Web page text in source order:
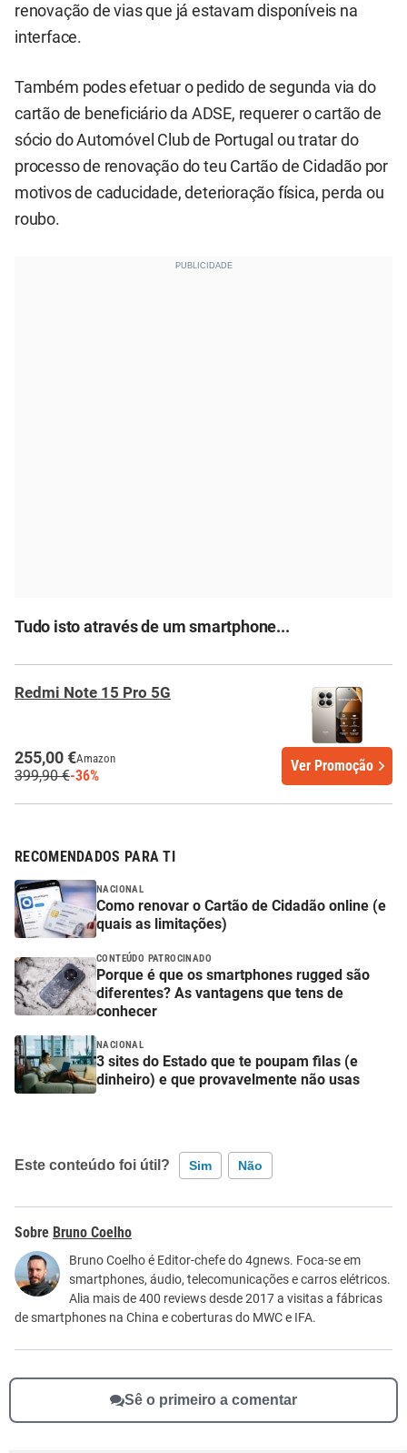
renovação de vias que já estavam disponíveis na
interface.
Também podes efetuar o pedido de segunda via do
cartão de beneficiário da ADSE, requerer o cartão de
sócio do Automóvel Club de Portugal ou tratar do
processo de renovação do teu Cartão de Cidadão por
motivos de caducidade, deterioração física, perda ou
roubo.
Tudo isto através de um smartphone...
Redmi Note 15 Pro 5G
255,00 €Amazon
399,90 €-36%
Ver Promoção
RECOMENDADOS PARA TI
NACIONAL
Como renovar o Cartão de Cidadão online (e
quais as limitações)
CONTEÚDO PATROCINADO
Porque é que os smartphones rugged são
diferentes? As vantagens que tens de
conhecer
NACIONAL
3 sites do Estado que te poupam filas (e
dinheiro) e que provavelmente não usas
Este conteúdo foi útil? Sim Não
Este conteúdo não tem a informação que procuro
Outro
Bruno Coelho
Bruno Coelho é Editor-chefe do 4gnews. Foca-se em
smartphones, áudio, telecomunicações e carros elétricos.
Alia mais de 400 reviews desde 2017 a visitas a fábricas
de smartphones na China e coberturas do MWC e IFA.
Sê o primeiro a comentar